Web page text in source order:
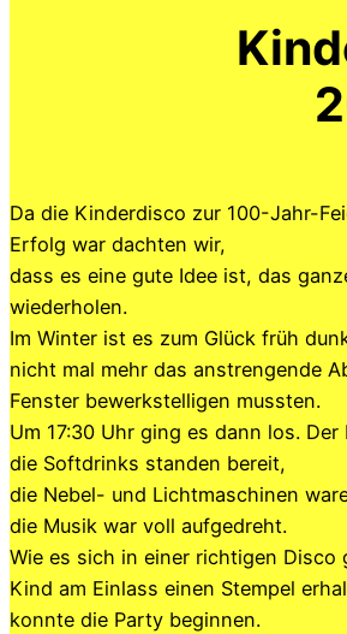
Da die Kinderdisco zur 100-Jahr-
Erfolg war dachten wir,
dass es eine gute Idee ist, das
wiederholen.
Im Winter ist es zum Glück früh
nicht mal mehr das anstrengende
Fenster bewerkstelligen mussten.
Um 17:30 Uhr ging es dann los.
die Softdrinks standen bereit,
die Nebel- und Lichtmaschinen
die Musik war voll aufgedreht.
Wie es sich in einer richtigen Disco
Kind am Einlass einen Stempel
konnte die Party beginnen.